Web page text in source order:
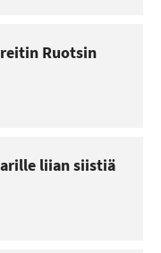
Ruotsin
liian siistiä